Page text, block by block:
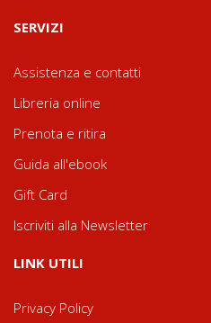
SERVIZI
Assistenza e contatti
Libreria online
Prenota e ritira
Guida all'ebook
Gift Card
Iscriviti alla Newsletter
LINK UTILI
Privacy Policy